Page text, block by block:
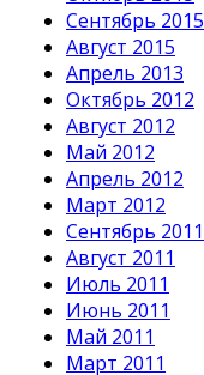
Сентябрь 2015
Август 2015
Апрель 2013
Октябрь 2012
Август 2012
Май 2012
Апрель 2012
Март 2012
Сентябрь 2011
Август 2011
Июль 2011
Июнь 2011
Май 2011
Март 2011